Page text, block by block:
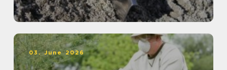
03. June 2026